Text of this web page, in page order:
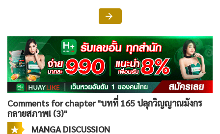
Comments for chapter "บทที่ 165 ปลุกวิญญาณมังกร
กลายสภาพ! (3)"
MANGA DISCUSSION